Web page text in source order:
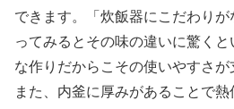
できます。「炊飯器にこだわり
ってみるとその味の違いに驚く
な作りだからこその使いやすさが
また、内釜に厚みがあることで